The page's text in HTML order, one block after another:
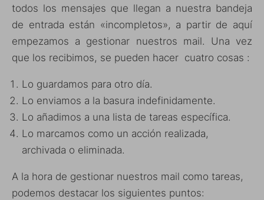
todos los mensajes que llegan a nuestra bandeja
de entrada están «incompletos», a partir de aquí
empezamos a gestionar nuestros mail. Una vez
que los recibimos, se pueden hacer cuatro cosas :
Lo guardamos para otro día.
Lo enviamos a la basura indefinidamente.
Lo añadimos a una lista de tareas específica.
Lo marcamos como un acción realizada,
archivada o eliminada.
A la hora de gestionar nuestros mail como tareas,
podemos destacar los siguientes puntos: